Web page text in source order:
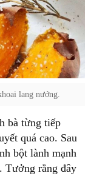
lang nướng.
bà từng tiếp
quá cao. Sau
bột lành mạnh
Tưởng rằng đây